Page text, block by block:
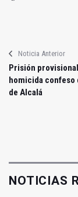
Noticia Anterior
Prisión
homicida confeso
de Alcalá
NOTICIAS